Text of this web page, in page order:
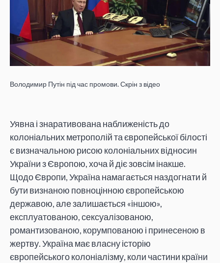
Володимир Путін під час промови. Скрін з відео
Уявна і знаративована наближеність до
колоніальних метрополій та європейської білості
є визначальною рисою колоніальних відносин
України з Європою, хоча й діє зовсім інакше.
Щодо Європи, Україна намагається наздогнати й
бути визнаною повноцінною європейською
державою, але залишається «іншою»,
експлуатованою, сексуалізованою,
романтизованою, корумпованою і принесеною в
жертву. Україна має власну історію
європейського колоніалізму, коли частини країни